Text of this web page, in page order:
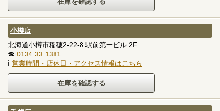
小樽店
北海道小樽市稲穂2-22-8 駅前第一ビル 2F
☎ 0134-33-1381
ℹ 営業時間・店休日・アクセス情報はこちら